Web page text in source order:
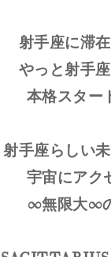
射手座に滞
やっと射手
本格スター
射手座らしい
宇宙にアク
∞無限大∞